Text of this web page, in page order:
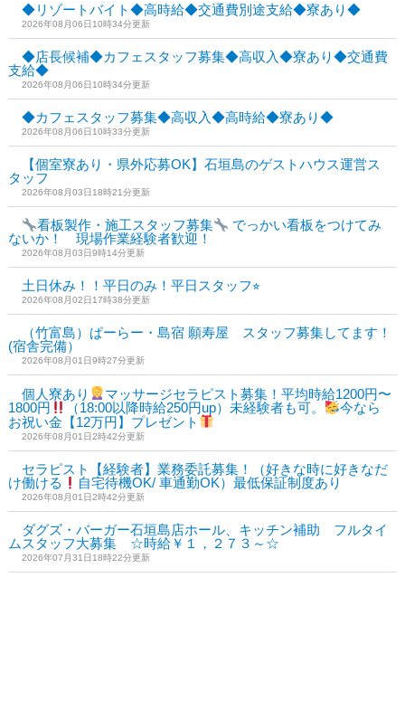
◆リゾートバイト◆高時給◆交通費別途支給◆寮あり◆
2026年08月06日10時34分更新
◆店長候補◆カフェスタッフ募集◆高収入◆寮あり◆交通費
支給◆
2026年08月06日10時34分更新
◆カフェスタッフ募集◆高収入◆高時給◆寮あり◆
2026年08月06日10時33分更新
【個室寮あり・県外応募OK】石垣島のゲストハウス運営ス
タッフ
2026年08月03日18時21分更新
看板製作・施工スタッフ募集
でっかい看板をつけてみ
ないか！ 現場作業経験者歓迎！
2026年08月03日9時14分更新
土日休み！！平日のみ！平日スタッフ⭐︎
2026年08月02日17時38分更新
（竹富島）ぱーらー・島宿 願寿屋 スタッフ募集してます！
(宿舎完備）
2026年08月01日9時27分更新
個人寮あり
マッサージセラピスト募集！平均時給1200円〜
1800円
（18:00以降時給250円up）未経験者も可。
今なら
お祝い金【12万円】プレゼント
2026年08月01日2時42分更新
セラピスト【経験者】業務委託募集！（好きな時に好きなだ
け働ける
自宅待機OK/ 車通勤OK）最低保証制度あり
2026年08月01日2時42分更新
ダグズ・バーガー石垣島店ホール、キッチン補助 フルタイ
ムスタッフ大募集 ☆時給￥１，２７３～☆
2026年07月31日18時22分更新